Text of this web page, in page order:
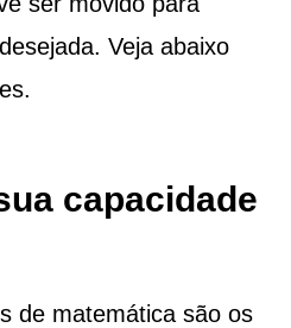
Veja abaixo
capacidade
de matemática são os